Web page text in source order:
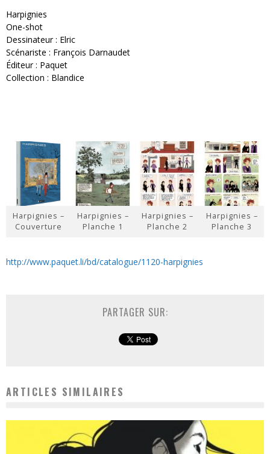
Harpignies
One-shot
Dessinateur : Elric
Scénariste : François Darnaudet
Éditeur : Paquet
Collection : Blandice
Harpignies –
Couverture
Harpignies –
Planche 1
Harpignies –
Planche 2
Harpignies –
Planche 3
http://www.paquet.li/bd/catalogue/1120-harpignies
PARTAGER SUR:
ARTICLES SIMILAIRES